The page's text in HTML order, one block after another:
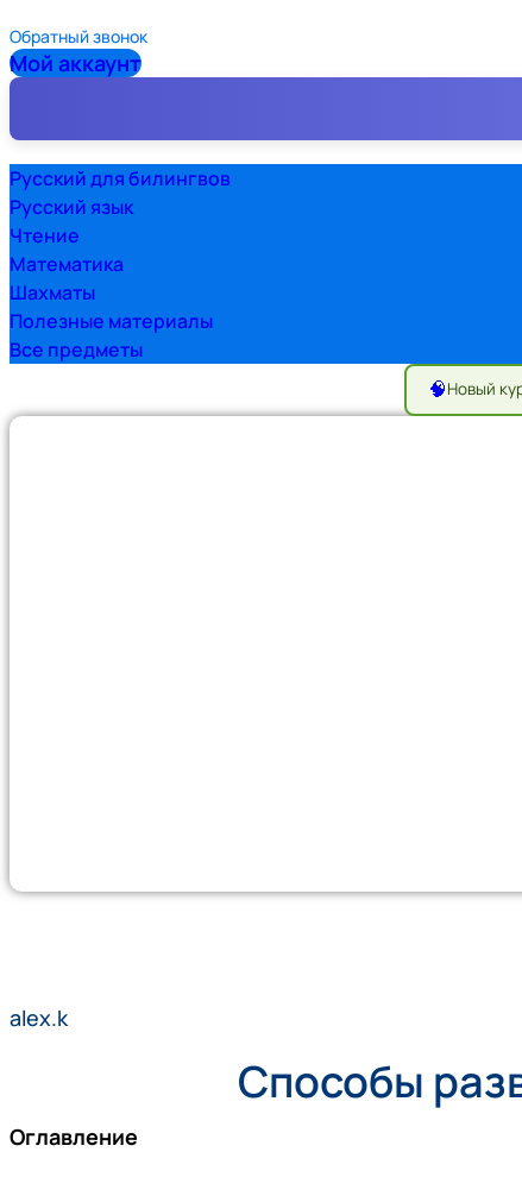
Обратный звонок
Мой аккаунт
Русский для билингвов
Русский язык
Чтение
Математика
Шахматы
Полезные материалы
Все предметы
🧠Новый
alex.k
Способы
Оглавление